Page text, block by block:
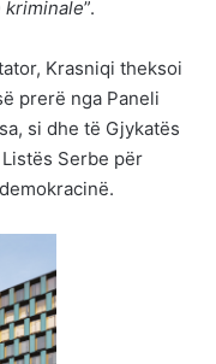
kriminale”.
Krasniqi theksoi
prerë nga Paneli
si dhe të Gjykatës
Serbe për